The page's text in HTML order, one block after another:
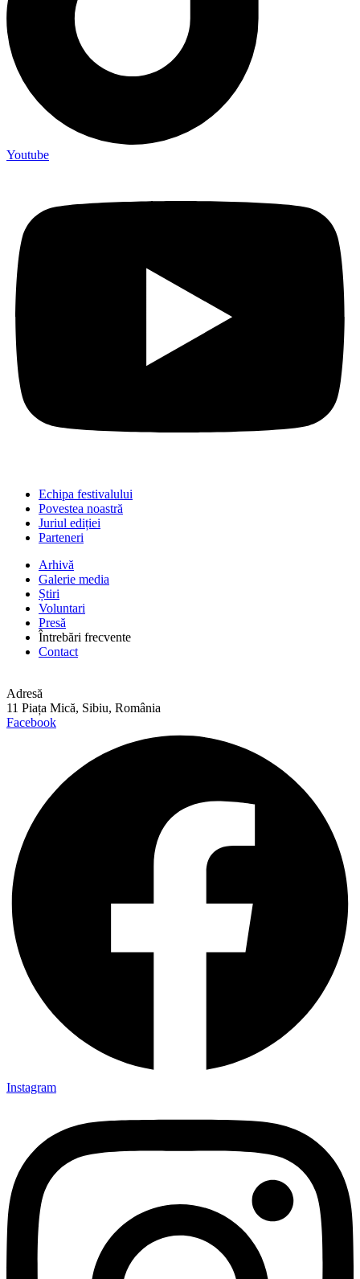
Youtube
Echipa festivalului
Povestea noastră
Juriul ediției
Parteneri
Arhivă
Galerie media
Știri
Voluntari
Presă
Întrebări frecvente
Contact
Adresă
11 Piața Mică, Sibiu, România
Facebook
Instagram